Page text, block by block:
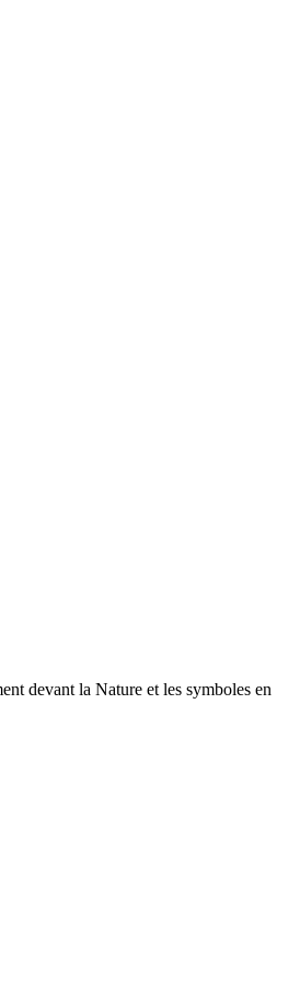
devant la Nature et les symboles en